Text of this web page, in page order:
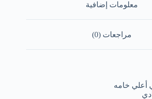
معلومات إضافية
مراجعات (0)
أعلي خامه